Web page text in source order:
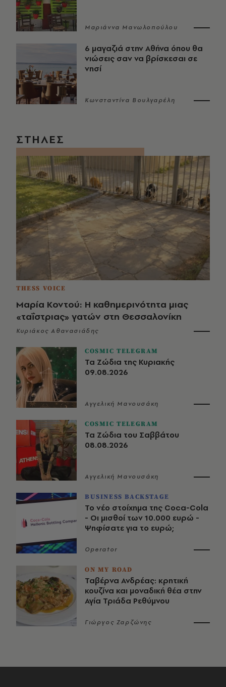
Μαριάννα Μανωλοπούλου
6 μαγαζιά στην Αθήνα όπου θα
νιώσεις σαν να βρίσκεσαι σε
νησί
Κωνσταντίνα Βουλγαρέλη
ΣΤΗΛΕΣ
THESS VOICE
Μαρία Κοντού: Η καθημερινότητα μιας
«ταΐστριας» γατών στη Θεσσαλονίκη
Κυριάκος Αθανασιάδης
COSMIC TELEGRAM
Τα Ζώδια της Κυριακής
09.08.2026
Αγγελική Μανουσάκη
COSMIC TELEGRAM
Τα Ζώδια του Σαββάτου
08.08.2026
Αγγελική Μανουσάκη
BUSINESS BACKSTAGE
Το νέο στοίχημα της Coca-Cola
- Οι μισθοί των 10.000 ευρώ -
Ψηφίσατε για το ευρώ;
Operator
ON MY ROAD
Ταβέρνα Ανδρέας: κρητική
κουζίνα και μοναδική θέα στην
Αγία Τριάδα Ρεθύμνου
Γιώργος Ζαρζώνης